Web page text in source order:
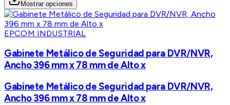
Mostrar opciones
EPCOM INDUSTRIAL
Gabinete Metálico de Seguridad para DVR/NVR,
Ancho 396 mm x 78 mm de Alto x
Gabinete Metálico de Seguridad para DVR/NVR,
Ancho 396 mm x 78 mm de Alto x